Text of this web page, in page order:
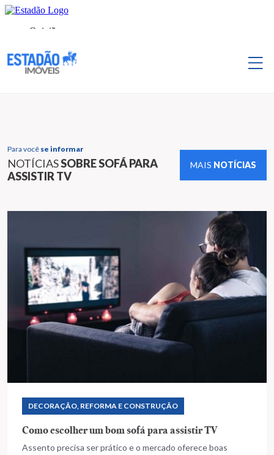
Para você se informar
NOTÍCIASSOBRE SOFÁ PARA
ASSISTIR TV
MAIS NOTÍCIAS
DECORAÇÃO, REFORMA E CONSTRUÇÃO
Como escolher um bom sofá para assistir TV
Assento precisa ser prático e o mercado oferece boas